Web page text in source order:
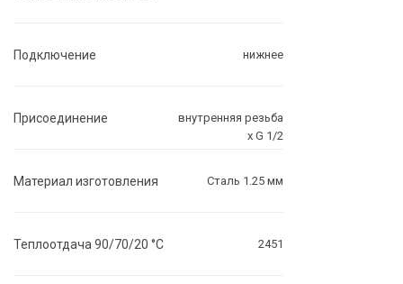
Подключение нижнее
Присоединение
внутренняя резьба
х G 1/2
Материал изготовления Сталь 1.25 мм
Теплоотдача 90/70/20 °C 2451